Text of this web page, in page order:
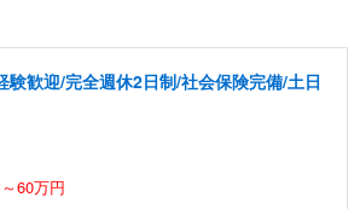
験歓迎/完全週休2日制/社会保険完備/土日
60万円